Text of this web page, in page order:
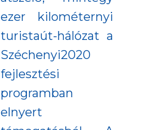
ezer kilométernyi
turistaút-hálózat a
Széchenyi2020
fejlesztési
programban
elnyert